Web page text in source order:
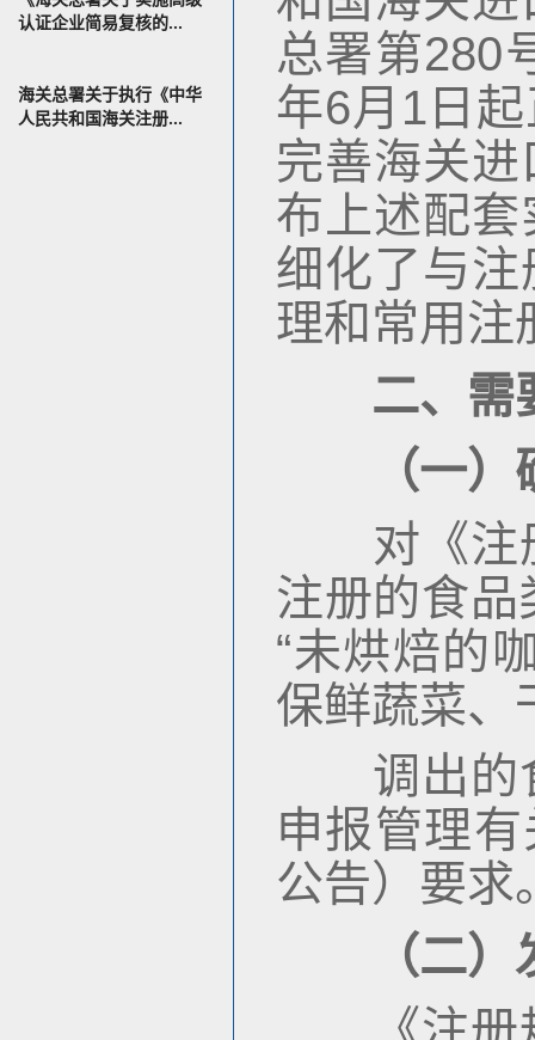
认证企业简易复核的...
海关总署关于执行《中华
人民共和国海关注册...
总署第280
年6月1日
完善海关
布上述配
细化了与
理和常用注
二、需
（一
对《注册
注册的食
“未烘焙的
保鲜蔬菜、
调出的食
申报管理
公告）要求
（二
《注册规